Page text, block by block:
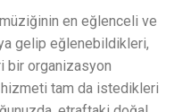
en eğlenceli ve
gelip eğlenebildikleri,
bir organizasyon
tam da istedikleri